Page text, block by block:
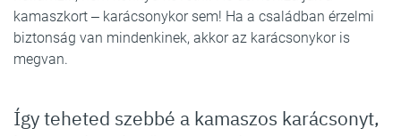
kamaszkort ‒ karácsonykor sem! Ha a családban érzelmi
biztonság van mindenkinek, akkor az karácsonykor is
megvan.
Így teheted szebbé a kamaszos karácsonyt,